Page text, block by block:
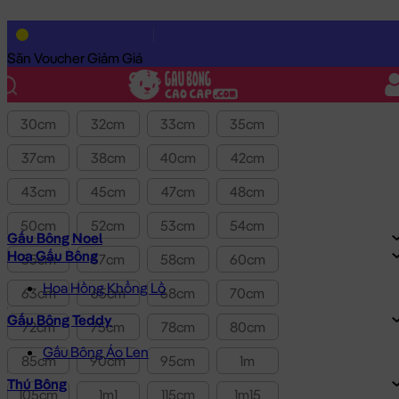
Săn Voucher Giảm Giá
Gấu Bông Noel
Hoa Gấu Bông
Hoa Hồng Khổng Lồ
Gấu Bông Teddy
Gấu Bông Áo Len
Thú Bông
Lọc theo Giá SP:
Giá
Kích thước
30cm 32cm 33cm
35cm
37cm
38cm 40cm
42cm
43cm
45cm 47cm
48cm
50cm
52cm 53cm
54cm
55cm
57cm 58cm
60cm
63cm
65cm 68cm
70cm
72cm
75cm 78cm
80cm
85cm
90cm 95cm
1m
105cm
1m1 115cm
1m15